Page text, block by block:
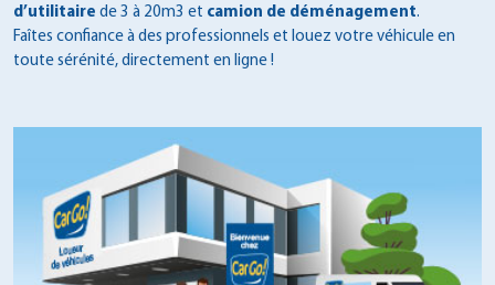
d’utilitaire de 3 à 20m3 et camion de déménagement.
Faîtes confiance à des professionnels et louez votre véhicule en
toute sérénité, directement en ligne !